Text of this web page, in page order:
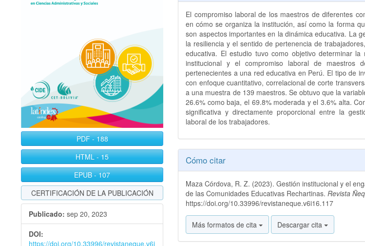
PDF-188
HTML-15
EPUB-107
CERTIFICACIÓN DE LA PUBLICACIÓN
Publicado: sep 20, 2023
DOI:
https://doi.org/10.33996/revistaneque.v6i
El compromiso laboral de los maestros de diferentes
en cómo se organiza la institución, así como la forma
son aspectos importantes en la dinámica educativa. La
la resiliencia y el sentido de pertenencia de
educativa. El estudio tuvo como objetivo determinar
institucional y el compromiso laboral de maestros
pertenecientes a una red educativa en Perú. El tipo de
con enfoque cuantitativo, correlacional de corte
a una muestra de 139 maestros. Se obtuvo que la
26.6% como baja, el 69.8% moderada y el 3.6% alta.
significativa y directamente proporcional entre la
laboral de los trabajadores.
Detalles
del
artículo
Cómo citar
Maza Córdova, R. Z. (2023). Gestión institucional y el
de las Comunidades Educativas Rechartinas.Revista
https://doi.org/10.33996/revistaneque.v6i16.117
Más formatos de cita Descargar cita